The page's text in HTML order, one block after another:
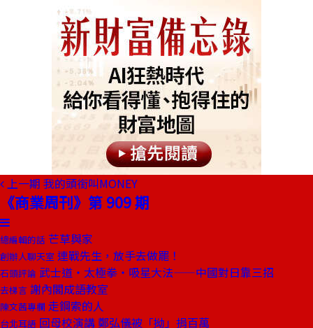
上一期 我的頭銜叫MONEY
《商業周刊》第 909 期
總編輯的話 芒草與家
創辦人聊天室 連戰先生，放手去做罷！
石頭評論 武士道‧太極拳‧吸星大法——中國對日靠三招
去梯言 謝內閣成語教室
陳文茜專欄 走鋼索的人
台北耳語 回母校演講 鄭弘儀被「拗」捐百萬